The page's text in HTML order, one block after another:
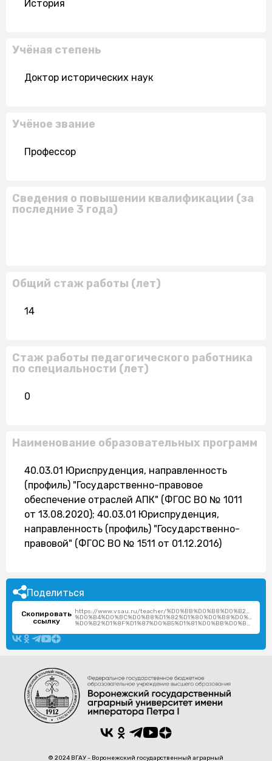
История
Учёная степень
Доктор исторических наук
Учёное звание
Профессор
Сведения о повышении квалификации (за
последние 3 года)
Общий стаж работы (лет)
14
Стаж работы педагогического работника
по специальности (лет)
0
Наименование образовательных программ
40.03.01 Юриспруденция, направленность
(профиль) "Государственно-правовое
обеспечение отраслей АПК" (ФГОС ВО № 1011
от 13.08.2020); 40.03.01 Юриспруденция,
направленность (профиль) "Государственно-
правовой" (ФГОС ВО № 1511 от 01.12.2016)
Поделиться
Скопировать
ссылку
https://www.vsau.ru/teacher/
%D0%B4%D0%BC%D0%B8%D1%82%D1%80%D0%B8%D0%B9-
%D0%B2%D1%8F%D1%87%D0%B5%D1%81%D0%BB%D0%B0%D0%B2%D0%BE%D0%B2%D0%B8%D1%87/
© 2024 ВГАУ - Воронежский государственный аграрный